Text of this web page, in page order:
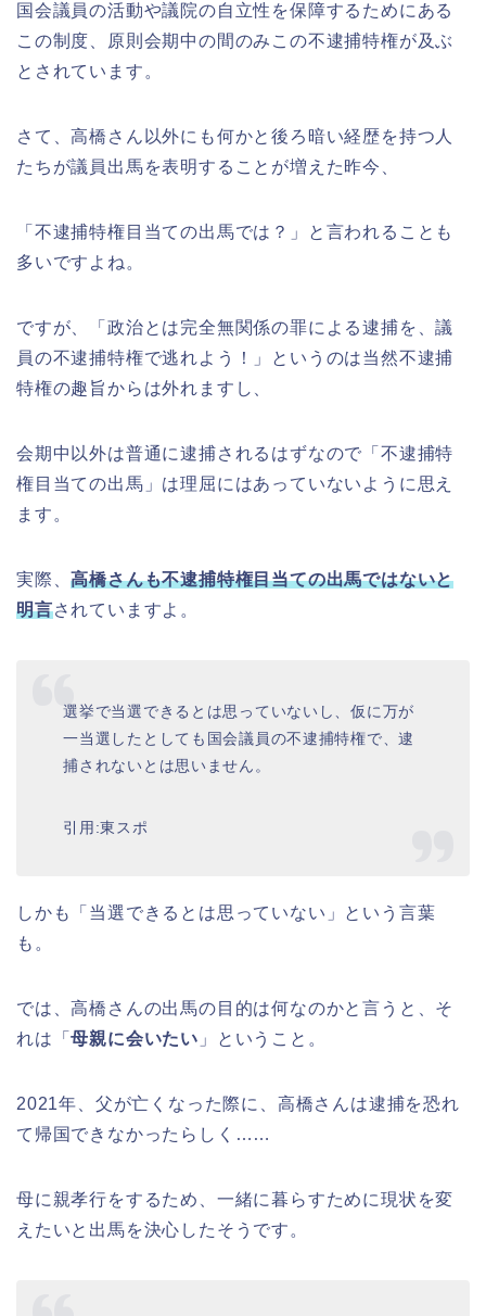
国会議員の活動や議院の自立性を保障するためにある
この制度、原則会期中の間のみこの不逮捕特権が及ぶ
とされています。
さて、高橋さん以外にも何かと後ろ暗い経歴を持つ人
たちが議員出馬を表明することが増えた昨今、
「不逮捕特権目当ての出馬では？」と言われることも
多いですよね。
ですが、「政治とは完全無関係の罪による逮捕を、議
員の不逮捕特権で逃れよう！」というのは当然不逮捕
特権の趣旨からは外れますし、
会期中以外は普通に逮捕されるはずなので「不逮捕特
権目当ての出馬」は理屈にはあっていないように思え
ます。
実際、高橋さんも不逮捕特権目当ての出馬ではないと
明言されていますよ。
選挙で当選できるとは思っていないし、仮に万が
一当選したとしても国会議員の不逮捕特権で、逮
捕されないとは思いません。
引用:東スポ
しかも「当選できるとは思っていない」という言葉
も。
では、高橋さんの出馬の目的は何なのかと言うと、そ
れは「母親に会いたい 」ということ。
2021年、父が亡くなった際に、高橋さんは逮捕を恐れ
て帰国できなかったらしく……
母に親孝行をするため、一緒に暮らすために現状を変
えたいと出馬を決心したそうです。